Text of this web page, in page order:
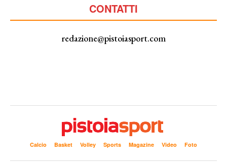
CONTATTI
redazione@pistoiasport.com
Calcio Basket Volley Sports Magazine Video Foto